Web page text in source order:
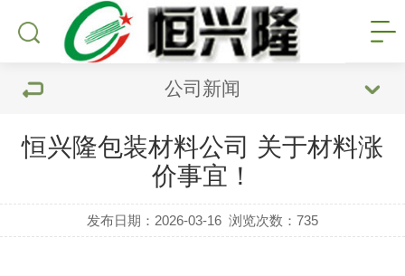
公司新闻
恒兴隆包装材料公司 关于材料涨
价事宜！
发布日期：2026-03-16 浏览次数：735